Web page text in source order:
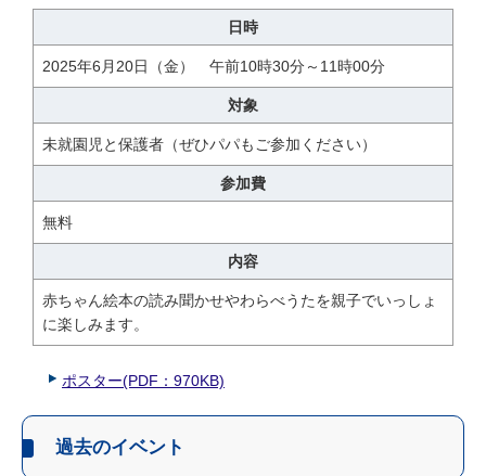
日時
2025年6月20日（金） 午前10時30分～11時00分
対象
未就園児と保護者（ぜひパパもご参加ください）
参加費
無料
内容
赤ちゃん絵本の読み聞かせやわらべうたを親子でいっしょ
に楽しみます。
ポスター(PDF：970KB)
過去のイベント